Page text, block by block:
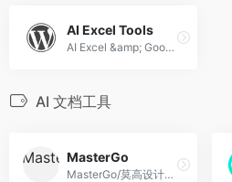
AI Excel Tools
AI Excel &amp; Google Sheets Tools for improved productivity with AI Tools. Generate Excel formulas, write VBA Scripts, and work more efficiently.
AI 文档工具
MasterGo
MasterGo/莫高设计是AI时代企业级产品设计平台，贯穿产品设计研发的全链条在线协作工具,是可协作的在线sketch、国内版figma，提供在线产品设计、原型图制作设计、网页开发设计、产品交互设计、UI和UX设计工具等功能,支持多人实时协作,可快速搭建设计系统,为产品设计师、交互设计师、工程师以及产品经理提供更简单灵活的工作模式。